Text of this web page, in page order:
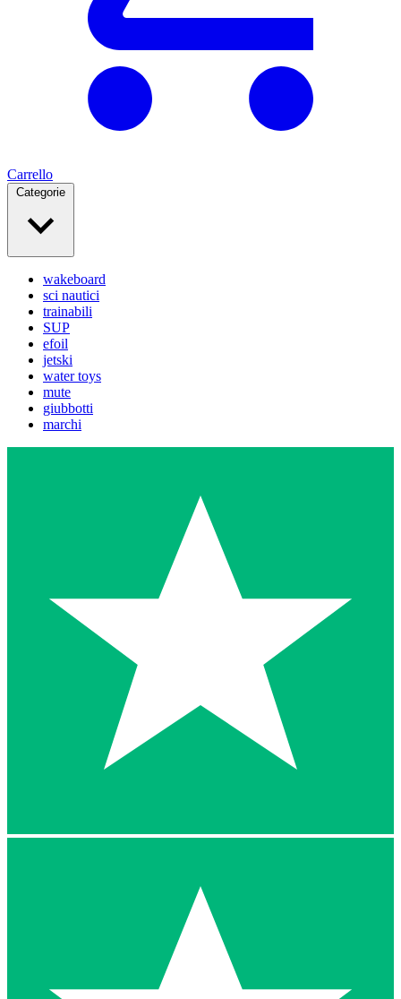
Carrello
Categorie
wakeboard
sci nautici
trainabili
SUP
efoil
jetski
water toys
mute
giubbotti
marchi